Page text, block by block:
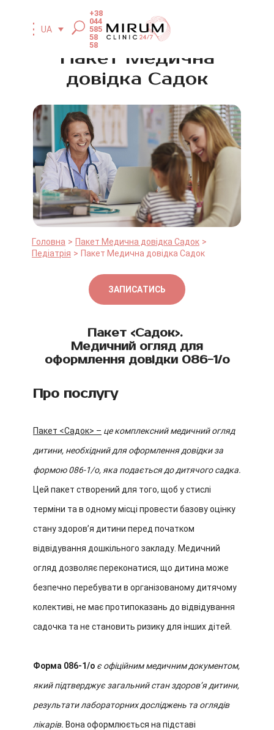
UA
+38
044
585
58
58
Пакет Медична
довідка Садок
Головна
Пакет Медична довідка Садок
Педіатрія
Пакет Медична довідка Садок
ЗАПИСАТИСЬ
Пакет <Садок>.
Медичний огляд для
оформлення довідки 086-1/о
Про послугу
Пакет <Садок> – це комплексний медичний огляд
дитини, необхідний для оформлення довідки за
формою 086-1/о, яка подається до дитячого садка.
Цей пакет створений для того, щоб у стислі
терміни та в одному місці провести базову оцінку
стану здоровʼя дитини перед початком
відвідування дошкільного закладу. Медичний
огляд дозволяє переконатися, що дитина може
безпечно перебувати в організованому дитячому
колективі, не має протипоказань до відвідування
садочка та не становить ризику для інших дітей.
Форма 086-1/о є офіційним медичним документом,
який підтверджує загальний стан здоровʼя дитини,
результати лабораторних досліджень та оглядів
лікарів. Вона оформлюється на підставі